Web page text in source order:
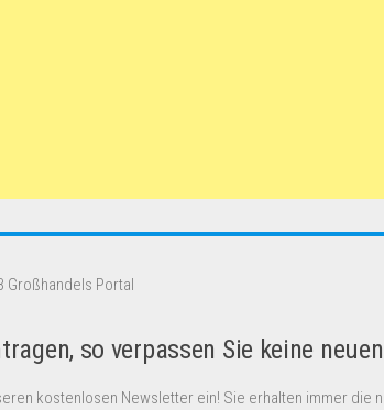
Großhandels Portal
so verpassen Sie keine
kostenlosen Newsletter ein! Sie erhalten immer die